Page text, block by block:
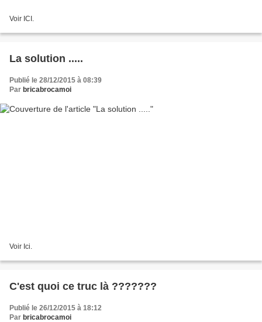
Voir ICI.
La solution .....
Publié le 28/12/2015 à 08:39
Par bricabrocamoi
Voir Ici.
C'est quoi ce truc là ???????
Publié le 26/12/2015 à 18:12
Par bricabrocamoi